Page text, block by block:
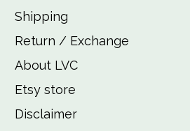
Shipping
Return / Exchange
About LVC
Etsy store
Disclaimer